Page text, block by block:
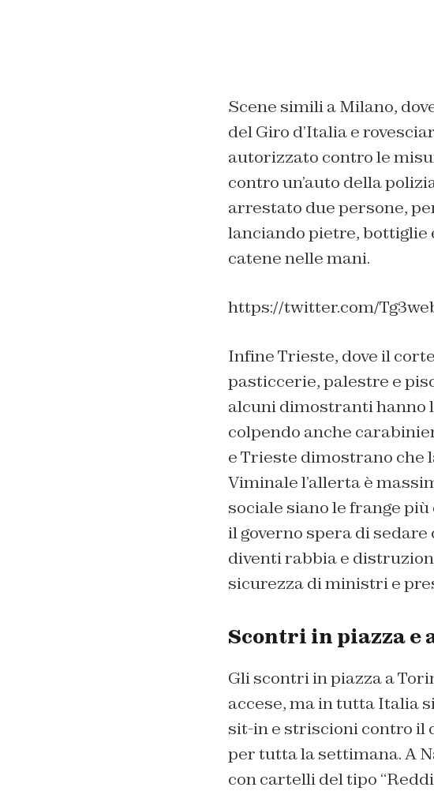
Scene simili a Milano,
del Giro d’Italia e
autorizzato contro le
contro un’auto della
arrestato due persone,
lanciando pietre, bottiglie
catene nelle mani.
https://twitter.com/
Infine Trieste, dove il
pasticcerie, palestre e
alcuni dimostranti hanno
colpendo anche
e Trieste dimostrano che
Viminale l’allerta è
sociale siano le frange
il governo spera di
diventi rabbia e
sicurezza di ministri e
Scontri in piazza e
Gli scontri in piazza a
accese, ma in tutta Italia
sit-in e striscioni contro il
per tutta la settimana. A
con cartelli del tipo